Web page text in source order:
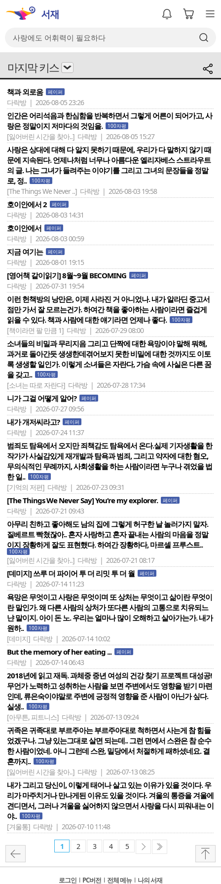
마지막 키스
책과 외로움 페이퍼
다락방 | 2026-08-05 23:26
인간은 어리석음과 한심함을 반복하면서 그렇게 어른이 되어가고, 사
랑은 정말이지 저마다의 것임을.
100자평
[잃어버린 시간을 찾아..] 다락방 | 2026-08-05 15:27
사랑은 상대에 대해 다 알지 못하기 때문에, 우리가 다 말하지 않기 때
문에 지속된다. 언제나처럼 너무나 아름다운 엘리자베스 스트라우트
의 글. 나는 그녀가 들려주는 이야기를 그리고 그녀의 문장들을 정말
로, 정..
100자평
[The Things We Never ..] 다락방 | 2026-08-03 19:58
호이안에서 2 페이퍼
다락방 | 2026-08-03 14:31
호이안에서 페이퍼
다락방 | 2026-08-03 00:59
지금 여기는 페이퍼
다락방 | 2026-08-01 19:15
[영어책 같이읽기] 8월~9월 BECOMING 페이퍼
다락방 | 2026-07-31 19:54
이런 헌책방의 낭만은, 이제 사라진 거 아니었나. 내가 알라딘 중고서
점만 가서 잘 모르는건가. 하여간 책을 좋아하는 사람이라면 즐겁게
읽을 수 있다. 책과 사람에 대한 얘기라면 언제나 좋다.
100자평
[책이라면 팔 만큼 1] 다락방 | 2026-07-29 08:00
소녀들의 비밀과 무리지음 그리고 단짝에 대한 욕망이야 말해 뭐해,
과거로 돌아간듯 생생한데겪어보지 못한 비밀에 대한 것까지도 이토
록 생생할 일인가. 이렇게 소녀들은 자란다, 가슴 속에 사실은 다른 꿈
을 갖고..
100자평
[소녀는 따로 자란다] 다락방 | 2026-07-28 17:34
니가 그걸 어떻게 알어? 페이퍼
다락방 | 2026-07-27 09:56
내가 개저씨라고? 페이퍼
다락방 | 2026-07-24 11:37
범죄도 탐욕에서 오지만 죄책감도 탐욕에서 온다.실제 기자생활을 한
작가가 사실감있게 재개발과 탐욕과 범죄, 그리고 약자에 대한 혐오,
무의식적인 무례까지, 사회생활을 하는 사람이라면 누구나 겪었을 법
한 일..
100자평
[기억의 저편] 다락방 | 2026-07-23 09:31
[The Things We Never Say] You‘re my explorer. 페이퍼
다락방 | 2026-07-21 09:43
아무리 친하고 좋아해도 남의 집에 그렇게 허구한 날 놀러가지 말자.
질베르트 빡쳤잖아.. 혼자 사랑하고 혼자 끝내는 사람의 마음을 정말
이지 장황하게 잘도 표현했다. 하여간 장황하다, 마르셀 프루스트..
100자평
[잃어버린 시간을 찾아..] 다락방 | 2026-07-21 08:17
[데미지] 쓰루 더 파이어 투 더 리밋 투 더 월 페이퍼
다락방 | 2026-07-14 11:23
욕망은 무엇이고 사랑은 무엇이며 또 상처는 무엇이고 삶이란 무엇이
란 말인가. 왜 다른 사람의 상처가 또다른 사람의 고통으로 치유되느
냔 말이지. 아이 돈 노. 우리는 얼마나 많이 오해하고 살아가는가. 내가
원하..
100자평
[데미지] 다락방 | 2026-07-14 10:02
But the memory of her eating ... 페이퍼
다락방 | 2026-07-14 06:43
2018년에 읽고 재독. 과체중 중년 여성의 건강 찾기 프로젝트 대성공!
무언가 노력하고 성취하는 사람을 보면 주변에서도 영향을 받기 마련
인데, 류은숙이야말로 주변에 긍정적 영향을 준 사람이 아닌가 싶다.
실생..
100자평
[아무튼, 피트니스] 다락방 | 2026-07-13 09:24
귀족은 귀족대로 부르주아는 부르주아대로 척하면서 사는게 참 힘들
었겠구나. 그냥 있는그대로 살면 되는데.. 그런 면에서 스완은 참 순수
한 사람이었네. 아니 그런데 스완, 밀당에서 처절하게 패하셨네요. 결
혼까지..
100자평
[잃어버린 시간을 찾아..] 다락방 | 2026-07-13 08:25
내가 그리고 당신이, 이렇게 태어나 살고 있는 이유가 있을 것이다. 우
리가 마주치거나 만나게된 이유도 있을 것이다. 겨울의 통증을 겨울에
견디면서, 그러나 겨울을 싫어하지 않으면서 사랑을 다시 피워내는 이
야..
100자평
[겨울통] 다락방 | 2026-07-10 11:48
1 2 3 4 5
로그인 l PC버전 l 전체 메뉴 l 나의 서재